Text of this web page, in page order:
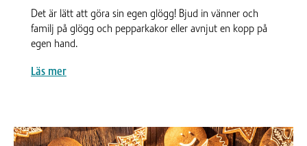
Det är lätt att göra sin egen glögg! Bjud in vänner och
familj på glögg och pepparkakor eller avnjut en kopp på
egen hand.
Läs mer